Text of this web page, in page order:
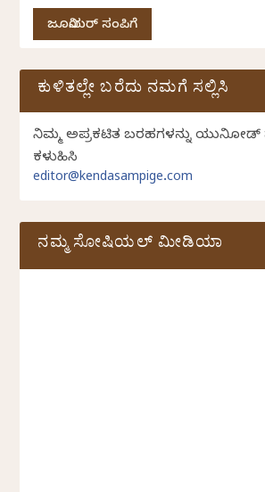
ಜೂನಿಯರ್ ಸಂಪಿಗೆ
ಕುಳಿತಲ್ಲೇ ಬರೆದು ನಮಗೆ ಸಲ್ಲಿಸಿ
ನಿಮ್ಮ ಅಪ್ರಕಟಿತ ಬರಹಗಳನ್ನು ಯುನಿಕೋಡ್
ಕಳುಹಿಸಿ
editor@kendasampige.com
ನಮ್ಮ ಸೋಷಿಯಲ್‌ ಮೀಡಿಯಾ